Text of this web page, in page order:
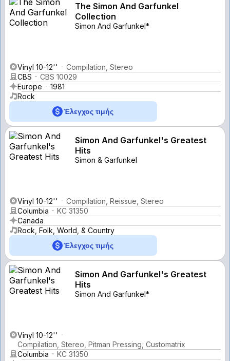
The Simon And Garfunkel
Collection
Simon And Garfunkel*
Vinyl 10-12''
Compilation, Stereo
CBS
CBS 10029
Europe
1981
Rock
Έλεγχος τιμής
Simon And Garfunkel's Greatest
Hits
Simon & Garfunkel
Vinyl 10-12''
Compilation, Reissue, Stereo
Columbia
KC 31350
Canada
Rock, Folk, World, & Country
Έλεγχος τιμής
Simon And Garfunkel's Greatest
Hits
Simon And Garfunkel*
Vinyl 10-12''
Compilation, Stereo, Pitman Pressing, Customatrix
Columbia
KC 31350